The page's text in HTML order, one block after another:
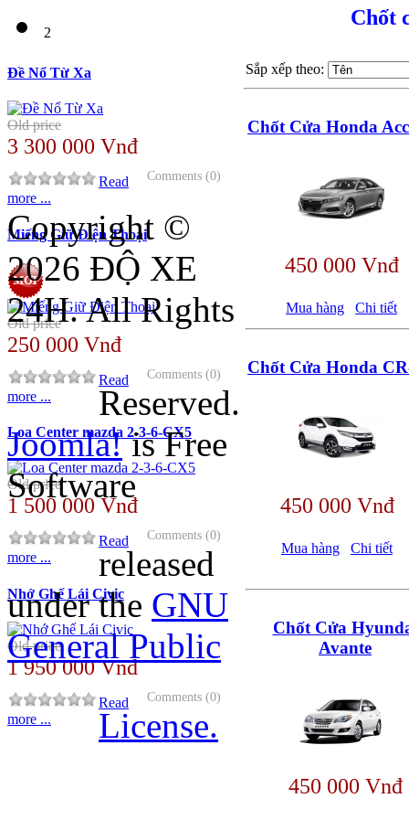
Chốt
Sắp xếp theo:
Chốt Cửa Honda
450 000 Vnđ
Mua hàng Chi tiết
Chốt Cửa Honda
450 000 Vnđ
Mua hàng Chi tiết
Chốt Cửa
Avante
450 000 Vnđ
2
Đề Nổ Từ Xa
Old price
3 300 000 Vnđ
Comments (0)
Read
more ...
Miếng Giữ Điện Thoại
Old price
250 000 Vnđ
Comments (0)
Read
more ...
Loa Center mazda 2-3-6-CX5
Old price
1 500 000 Vnđ
Comments (0)
Read
more ...
Nhớ Ghế Lái Civic
Old price
1 950 000 Vnđ
Comments (0)
Read
more ...
Copyright ©
2026 ĐỘ XE
24H. All Rights
Reserved.
Joomla!is Free
Software
released
under the GNU
General Public
License.